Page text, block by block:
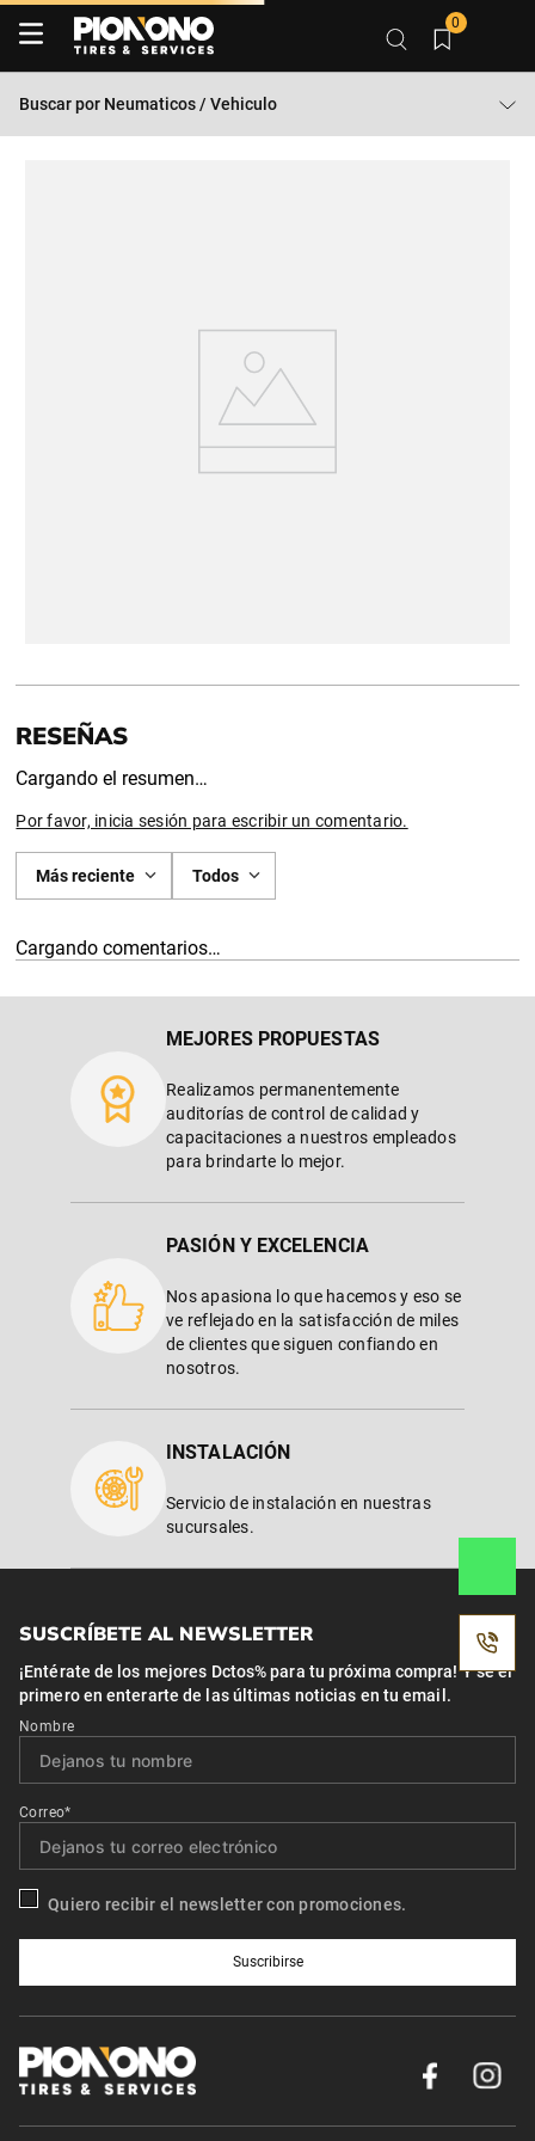
0
Buscar por Neumaticos / Vehiculo
Cargando el resumen…
Por favor, inicia sesión para escribir un comentario.
Más reciente Todos
Cargando comentarios…
MEJORES PROPUESTAS
Realizamos permanentemente
auditorías de control de calidad y
capacitaciones a nuestros empleados
para brindarte lo mejor.
PASIÓN Y EXCELENCIA
Nos apasiona lo que hacemos y eso se
ve reflejado en la satisfacción de miles
de clientes que siguen confiando en
nosotros.
INSTALACIÓN
Servicio de instalación en nuestras
sucursales.
SUSCRÍBETE AL NEWSLETTER
¡Entérate de los mejores Dctos% para tu próxima compra! Y se el
primero en enterarte de las últimas noticias en tu email.
Nombre
Correo*
Quiero recibir el newsletter con promociones.
Suscribirse